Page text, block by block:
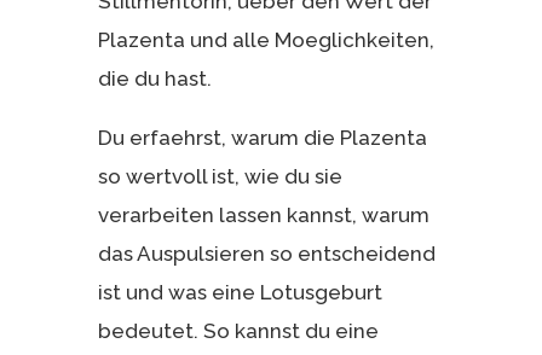
Plazenta und alle Moeglichkeiten,
die du hast.
Du erfaehrst, warum die Plazenta
so wertvoll ist, wie du sie
verarbeiten lassen kannst, warum
das Auspulsieren so entscheidend
ist und was eine Lotusgeburt
bedeutet. So kannst du eine